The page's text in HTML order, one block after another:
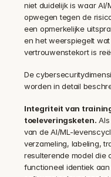
niet duidelijk is waar AI/
opwegen tegen de
een opmerkelijke
en het weerspiegelt
vertrouwenstekort is
De
worden in detail
Integriteit van
toeleveringsketen.
van de AI/ML-
verzameling, labeling,
resulterende model die
functioneel identiek